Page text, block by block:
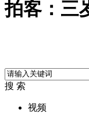
拍客：三
搜 索
视频